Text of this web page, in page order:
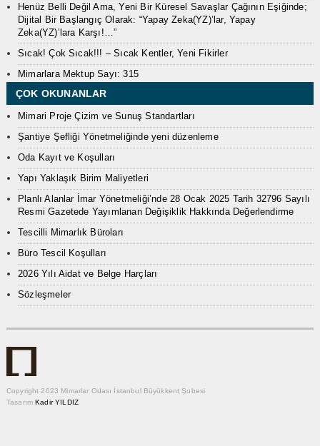
Henüz Belli Değil Ama, Yeni Bir Küresel Savaşlar Çağının Eşiğinde;
Dijital Bir Başlangıç Olarak: “Yapay Zeka(YZ)’lar, Yapay
Zeka(YZ)’lara Karşı!…”
Sıcak! Çok Sıcak!!! – Sıcak Kentler, Yeni Fikirler
Mimarlara Mektup Sayı: 315
ÇOK OKUNANLAR
Mimari Proje Çizim ve Sunuş Standartları
Şantiye Şefliği Yönetmeliğinde yeni düzenleme
Oda Kayıt ve Koşulları
Yapı Yaklaşık Birim Maliyetleri
Planlı Alanlar İmar Yönetmeliği’nde 28 Ocak 2025 Tarih 32796 Sayılı
Resmi Gazetede Yayımlanan Değişiklik Hakkında Değerlendirme
Tescilli Mimarlık Büroları
Büro Tescil Koşulları
2026 Yılı Aidat ve Belge Harçları
Sözleşmeler
Copyright 2023 Mimarlar Odası İstanbul Büyükkent Şubesi
TasarımKadir YILDIZ